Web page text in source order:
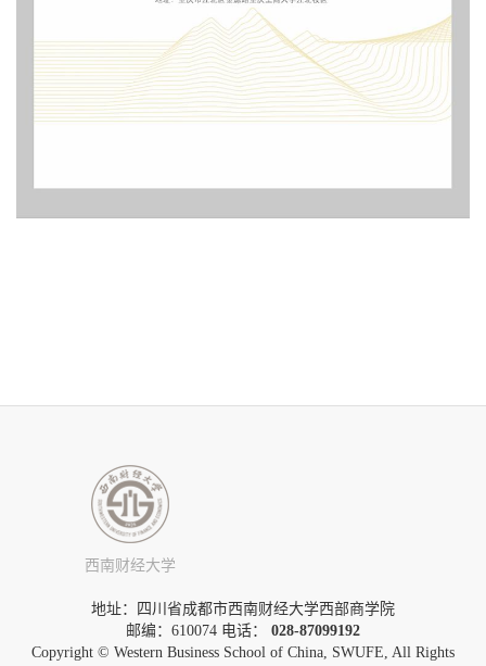
西南财经大学
地址：四川省成都市西南财经大学西部商学院
邮编：610074 电话：
028-87099192
Copyright © Western Business School of China, SWUFE, All Rights